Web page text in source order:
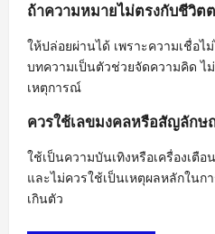
ถ้าความหมายไม่ตรงกับชีวิต
ให้ปล่อยผ่านได้ เพราะความเชื่อ
บทความเป็นตัวช่วยจัดความคิด ไ
เหตุการณ์
ควรใช้เลขมงคลหรือสัญลักษ
ใช้เป็นความบันเทิงหรือเครื่องเตื
และไม่ควรใช้เป็นเหตุผลหลักในก
เกินตัว